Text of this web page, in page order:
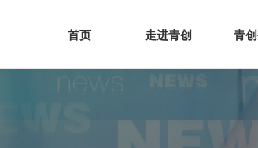
网站
首页 走进青创 青